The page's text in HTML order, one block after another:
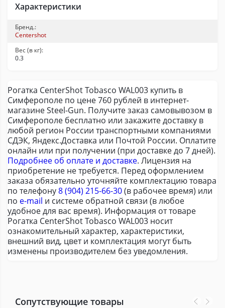
Характеристики
Бренд.:
Centershot
Вес (в кг):
0.3
Рогатка CenterShot Tobasco WAL003 купить в
Симферополе по цене 760 рублей в интернет-
магазине Steel-Gun. Получите заказ самовывозом в
Симферополе бесплатно или закажите доставку в
любой регион России транспортными компаниями
СДЭК, Яндекс.Доставка или Почтой России. Оплатите
онлайн или при получении (при доставке до 7 дней).
Подробнее об оплате и доставке. Лицензия на
приобретение не требуется. Перед оформлением
заказа обязательно уточняйте комплектацию товара
по телефону8 (904) 215-66-30(в рабочее время) или
по e-mail и системе обратной связи (в любое
удобное для вас время). Информация от товаре
Рогатка CenterShot Tobasco WAL003 носит
ознакомительный характер, характеристики,
внешний вид, цвет и комплектация могут быть
изменены производителем без уведомления.
Сопутствующие товары